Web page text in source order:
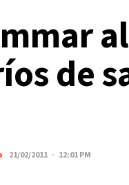
de
21/02/2011 · 12:01 PM